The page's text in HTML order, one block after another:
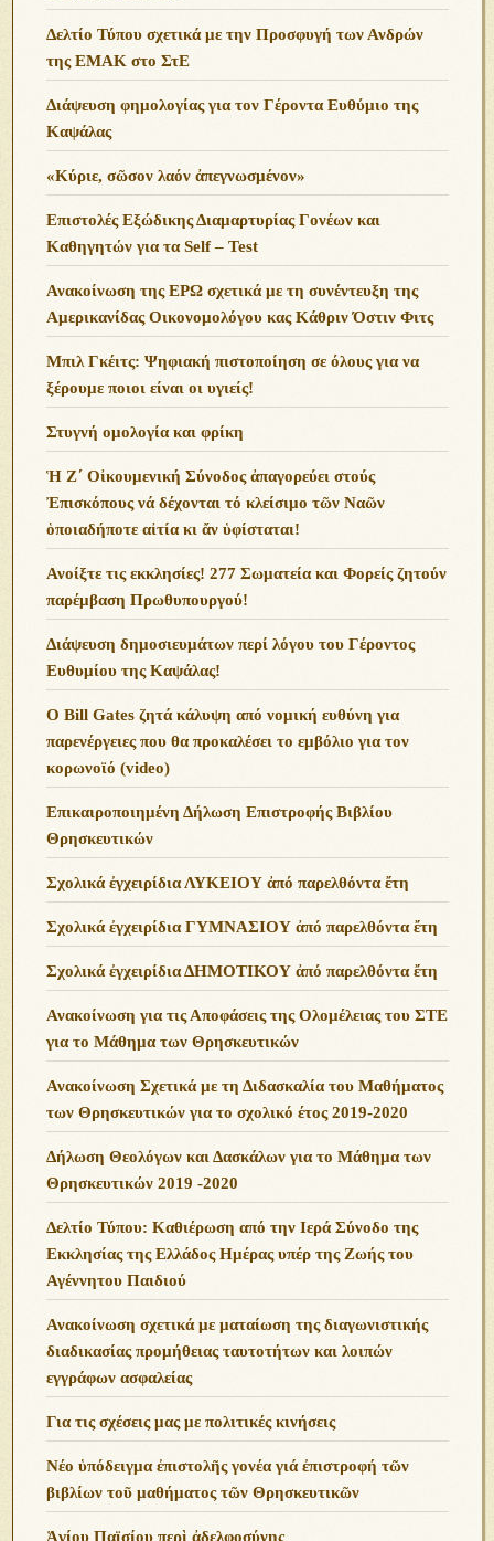
Δελτίο Τύπου σχετικά με την Προσφυγή των Ανδρών
της ΕΜΑΚ στο ΣτΕ
Διάψευση φημολογίας για τον Γέροντα Ευθύμιο της
Καψάλας
«Κύριε, σῶσον λαόν ἀπεγνωσμένον»
Επιστολές Εξώδικης Διαμαρτυρίας Γονέων και
Καθηγητών για τα Self – Test
Ανακοίνωση της ΕΡΩ σχετικά με τη συνέντευξη της
Αμερικανίδας Οικονομολόγου κας Κάθριν Όστιν Φιτς
Μπιλ Γκέιτς: Ψηφιακή πιστοποίηση σε όλους για να
ξέρουμε ποιοι είναι οι υγιείς!
Στυγνή ομολογία και φρίκη
Ἡ Ζ΄ Οἰκουμενική Σύνοδος ἀπαγορεύει στούς
Ἐπισκόπους νά δέχονται τό κλείσιμο τῶν Ναῶν
ὁποιαδήποτε αἰτία κι ἄν ὑφίσταται!
Ανoίξτε τις εκκλησίες! 277 Σωματεία και Φορείς ζητούν
παρέμβαση Πρωθυπουργού!
Διάψευση δημοσιευμάτων περί λόγου του Γέροντος
Ευθυμίου της Καψάλας!
O Bill Gates ζητά κάλυψη από νομική ευθύνη για
παρενέργειες που θα προκαλέσει το εμβόλιο για τον
κορωνοϊό (video)
Επικαιροποιημένη Δήλωση Επιστροφής Βιβλίου
Θρησκευτικών
Σχολικά ἐγχειρίδια ΛΥΚΕΙΟΥ ἀπό παρελθόντα ἔτη
Σχολικά ἐγχειρίδια ΓΥΜΝΑΣΙΟΥ ἀπό παρελθόντα ἔτη
Σχολικά ἐγχειρίδια ΔΗΜΟΤΙΚΟΥ ἀπό παρελθόντα ἔτη
Ανακοίνωση για τις Αποφάσεις της Ολομέλειας του ΣΤΕ
για το Μάθημα των Θρησκευτικών
Ανακοίνωση Σχετικά με τη Διδασκαλία του Μαθήματος
των Θρησκευτικών για το σχολικό έτος 2019-2020
Δήλωση Θεολόγων και Δασκάλων για το Μάθημα των
Θρησκευτικών 2019 -2020
Δελτίο Τύπου: Καθιέρωση από την Ιερά Σύνοδο της
Εκκλησίας της Ελλάδος Ημέρας υπέρ της Ζωής του
Αγέννητου Παιδιού
Ανακοίνωση σχετικά με ματαίωση της διαγωνιστικής
διαδικασίας προμήθειας ταυτοτήτων και λοιπών
εγγράφων ασφαλείας
Για τις σχέσεις μας με πολιτικές κινήσεις
Νέο ὑπόδειγμα ἐπιστολῆς γονέα γιά ἐπιστροφή τῶν
βιβλίων τοῦ μαθήματος τῶν Θρησκευτικῶν
Ἁγίου Παϊσίου περὶ ἀδελφοσύνης